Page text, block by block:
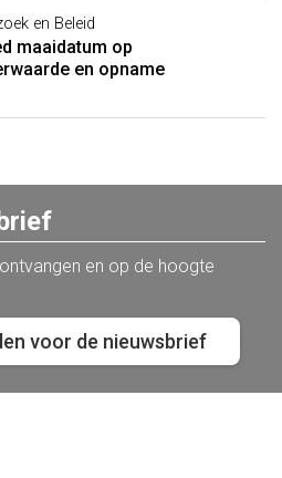
en Beleid
maaidatum op
en opname
en op de hoogte
voor de nieuwsbrief